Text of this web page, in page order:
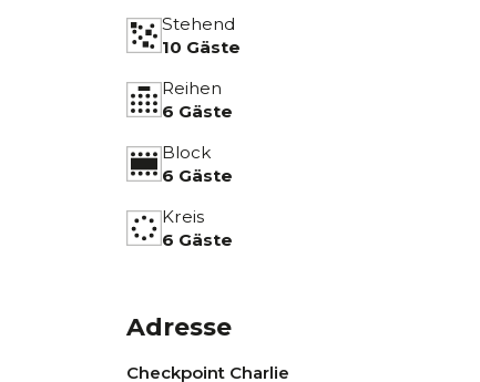
Stehend
10 Gäste
Reihen
6 Gäste
Block
6 Gäste
Kreis
6 Gäste
Adresse
Checkpoint Charlie